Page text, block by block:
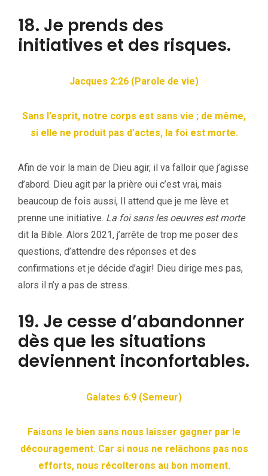
18. Je prends des
initiatives et des risques.
Jacques 2:26 (Parole de vie)
Sans l’esprit, notre corps est sans vie ; de même,
si elle ne produit pas d’actes, la foi est morte.
Afin de voir la main de Dieu agir, il va falloir que j’agisse
d’abord. Dieu agit par la prière oui c’est vrai, mais
beaucoup de fois aussi, Il attend que je me lève et
prenne une initiative. La foi sans les oeuvres est morte
dit la Bible. Alors 2021, j’arrête de trop me poser des
questions, d’attendre des réponses et des
confirmations et je décide d’agir! Dieu dirige mes pas,
alors il n’y a pas de stress.
19. Je cesse d’abandonner
dès que les situations
deviennent inconfortables.
Galates 6:9 (Semeur)
Faisons le bien sans nous laisser gagner par le
découragement. Car si nous ne relâchons pas nos
efforts, nous récolterons au bon moment.